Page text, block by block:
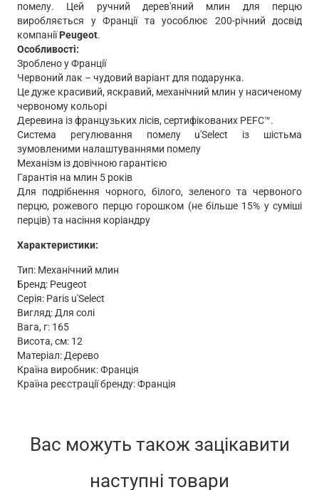
помелу. Цей ручний дерев'яний млин для перцю
виробляється у Франції та уособлює 200-річний досвід
компаніїPeugeot.
Особливості:
Зроблено у Франції
Червоний лак – чудовий варіант для подарунка.
Це дуже красивий, яскравий, механічний млин у насиченому
червоному кольорі
Деревина із французьких лісів, сертифікованих PEFC™.
Система регулювання помелу u'Select із шістьма
зумовленими налаштуваннями помелу
Механізм із довічною гарантією
Гарантія на млин 5 років
Для подрібнення чорного, білого, зеленого та червоного
перцю, рожевого перцю горошком (не більше 15% у суміші
перців) та насіння коріандру
Характеристики:
Тип: Механічний млин
Бренд: Peugeot
Серія: Paris u'Select
Вигляд: Для солі
Вага, г: 165
Висота, см: 12
Матеріал: Дерево
Країна виробник: Франція
Країна реєстрації бренду: Франція
Вас можуть також зацікавити
наступні товари